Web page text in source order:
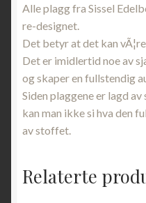
Alle plagg fra Sissel
re-designet.
Det betyr at det kan
Det er imidlertid noe av
og skaper en fullstendig
Siden plaggene er lagd
kan man ikke si hva den
av stoffet.
Relaterte